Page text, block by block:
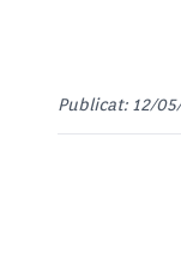
Publicat: 12/